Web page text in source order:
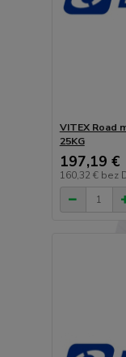
VITEX Road
25KG
197,19 €
160,32 € bez